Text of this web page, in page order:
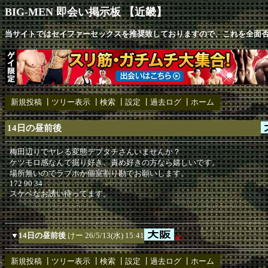
BIG-MEN 即会い掲示板 【近畿】
当サイトではセイファーセックスを推奨致しておりますので、これを全
新規投稿 ツリー表示 検索 設定 過去ログ ホーム
14日の昼前後
梅田辺りでヤレる変態デブタチさんいませんか？
ケツモロ感なんで掘り好き、責め好きの方なら嬉しいです。
場所無いのでラブホか個室割り勘でお願いします。
172 90 34
スケベなお誘い待ってます。
▼14日の昼前後 けー 26/5/13(水) 15:41 ≪
新規投稿 ツリー表示 検索 設定 過去ログ ホーム